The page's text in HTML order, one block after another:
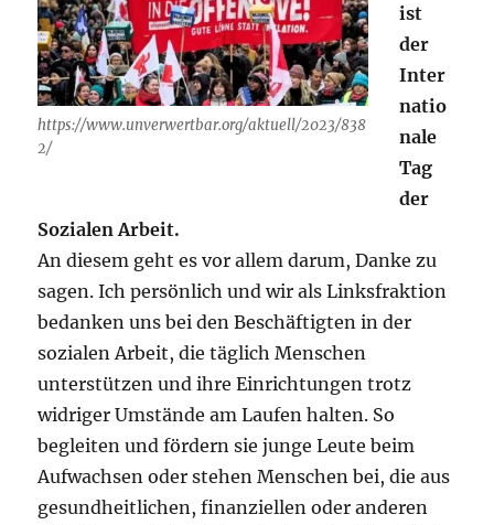
https://www.unverwertbar.org/aktuell/2023/838
2/
ist
der
Inter
natio
nale
Tag
der
Sozialen Arbeit.
An diesem geht es vor allem darum, Danke zu
sagen. Ich persönlich und wir als Linksfraktion
bedanken uns bei den Beschäftigten in der
sozialen Arbeit, die täglich Menschen
unterstützen und ihre Einrichtungen trotz
widriger Umstände am Laufen halten. So
begleiten und fördern sie junge Leute beim
Aufwachsen oder stehen Menschen bei, die aus
gesundheitlichen, finanziellen oder anderen